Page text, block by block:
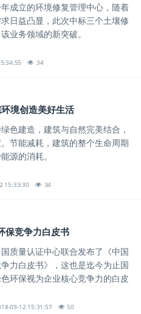
成立的环境修复管理中心，随着
日益凸显，此次中标三个土壤修
业务领域的新突破。
34
境创造美好生活
色建造，建筑与自然完美结合，
节能减耗，建筑的整个生命周期
源的消耗。
15:33:30 34
保竞争力白皮书
质量认证中心联合发布了《中国
力白皮书》，这也是迄今为止国
环保视为企业核心竞争力的白皮
09-12 15:31:57 50